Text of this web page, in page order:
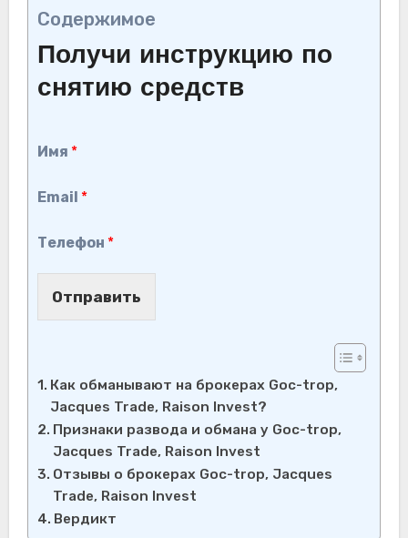
Содержимое
Получи инструкцию по
снятию средств
Имя *
Email *
Телефон *
Отправить
Как обманывают на брокерах Goc-trop,
Jacques Trade, Raison Invest?
Признаки развода и обмана у Goc-trop,
Jacques Trade, Raison Invest
Отзывы о брокерах Goc-trop, Jacques
Trade, Raison Invest
Вердикт